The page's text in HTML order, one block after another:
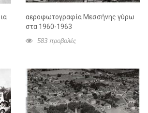
αεροφωτογραφία Μεσσήνης γύρω
στα 1960-1963
583 προβολές